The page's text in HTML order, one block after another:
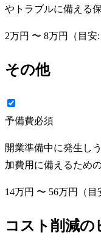
やトラブルに備える
2万円 〜 8万円 （目安:
その他
予備費必須
開業準備中に発生し
加費用に備えるための
14万円 〜 56万円 （目
コスト削減の